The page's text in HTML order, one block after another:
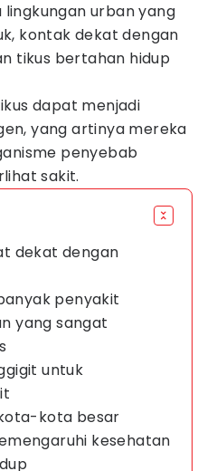
urban yang
kontak dekat dengan
tikus bertahan hidup
dapat menjadi
yang artinya mereka
penyebab
sakit.
dekat dengan
penyakit
yang sangat
untuk
kota besar
kesehatan